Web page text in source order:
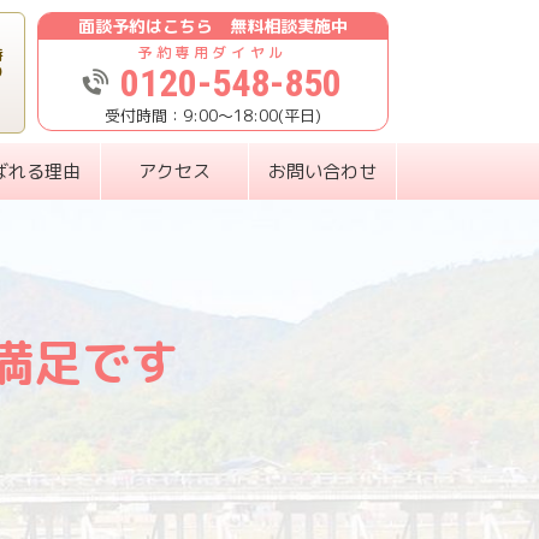
面談予約はこちら 無料相談実施中
0120-548-850
9:00〜18:00(平日)
れる理由 アクセス お問い合わせ
です